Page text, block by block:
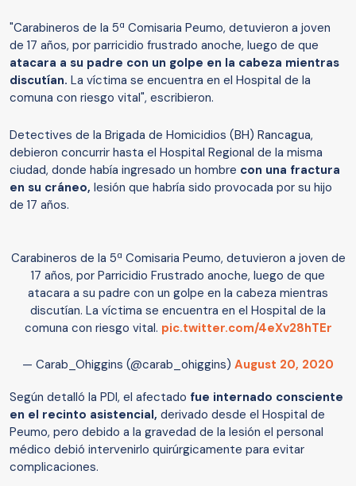
"Carabineros de la 5ª Comisaria Peumo, detuvieron a joven
de 17 años, por parricidio frustrado anoche, luego de que
atacara a su padre con un golpe en la cabeza mientras
discutían. La víctima se encuentra en el Hospital de la
comuna con riesgo vital", escribieron.
Detectives de la Brigada de Homicidios (BH) Rancagua,
debieron concurrir hasta el Hospital Regional de la misma
ciudad, donde había ingresado un hombre con una fractura
en su cráneo, lesión que habría sido provocada por su hijo
de 17 años.
Carabineros de la 5ª Comisaria Peumo, detuvieron a joven de
17 años, por Parricidio Frustrado anoche, luego de que
atacara a su padre con un golpe en la cabeza mientras
discutían. La víctima se encuentra en el Hospital de la
comuna con riesgo vital. pic.twitter.com/4eXv28hTEr
— Carab_Ohiggins (@carab_ohiggins) August 20, 2020
Según detalló la PDI, el afectado fue internado consciente
en el recinto asistencial, derivado desde el Hospital de
Peumo, pero debido a la gravedad de la lesión el personal
médico debió intervenirlo quirúrgicamente para evitar
complicaciones.